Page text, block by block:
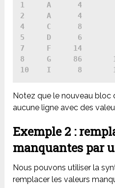
1     A      4
2     A      4
4     C      8
5     D      6
7     F     14
8     G     86
10    I      8
Notez que le nouveau bloc
aucune ligne avec des
Exemple 2 :
manquantes par
Nous pouvons utiliser la
remplacer les valeurs